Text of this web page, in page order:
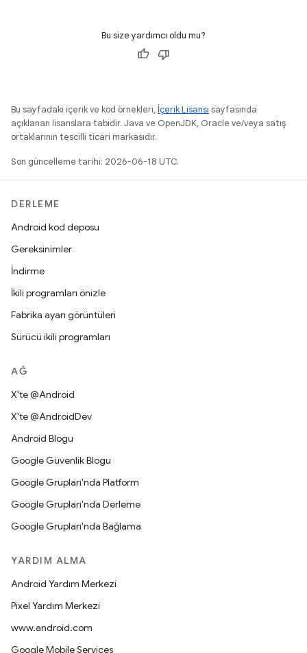
Bu size yardımcı oldu mu?
Bu sayfadaki içerik ve kod örnekleri, İçerik Lisansı sayfasında
açıklanan lisanslara tabidir. Java ve OpenJDK, Oracle ve/veya satış
ortaklarının tescilli ticari markasıdır.
Son güncelleme tarihi: 2026-06-18 UTC.
DERLEME
Android kod deposu
Gereksinimler
İndirme
İkili programları önizle
Fabrika ayarı görüntüleri
Sürücü ikili programları
AĞ
X'te @Android
X'te @AndroidDev
Android Blogu
Google Güvenlik Blogu
Google Grupları'nda Platform
Google Grupları'nda Derleme
Google Grupları'nda Bağlama
YARDIM ALMA
Android Yardım Merkezi
Pixel Yardım Merkezi
www.android.com
Google Mobile Services